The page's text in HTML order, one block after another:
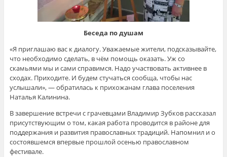
Беседа по душам
«Я приглашаю вас к диалогу. Уважаемые жители, подсказывайте,
что необходимо сделать, в чём помощь оказать. Уж со
скамьями мы и сами справимся. Надо участвовать активнее в
сходах. Приходите. И будем стучаться сообща, чтобы нас
услышали», — обратилась к прихожанам глава поселения
Наталья Калинина.
В завершение встречи с грачевцами Владимир Зубков рассказал
присутствующим о том, какая работа проводится в районе для
поддержания и развития православных традиций. Напомнил и о
состоявшемся впервые прошлой осенью православном
фестивале.